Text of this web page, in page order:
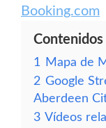
Booking.com
Contenidos
1
Mapa de
2 Google
Aberdeen
3 Vídeos